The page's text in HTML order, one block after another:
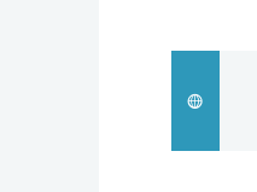
スポーツ・